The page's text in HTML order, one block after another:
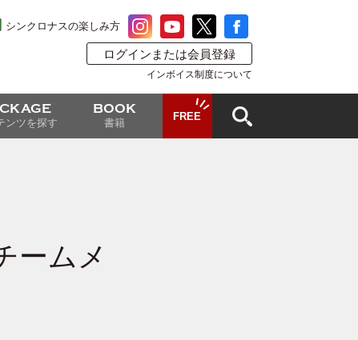
シンクロナスの楽しみ方
ログインまたは会員登録
インボイス制度について
ンツを探す
BOOK
書籍
FREE
ームメ